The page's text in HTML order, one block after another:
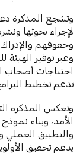
وتشجع المذكرة
لإجراء بحوثها
وحقوقهم
وعبر توفير الهيئة
احتياجات أصحاب
تدعم تخطيط
وتعكس المذكرة
الأمد، وبناء
والتطبيق العملي
يدعم تحقيق